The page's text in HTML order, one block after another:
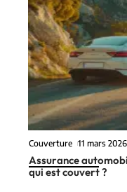
Couverture 11 mars 2026
Assurance
qui est couvert ?